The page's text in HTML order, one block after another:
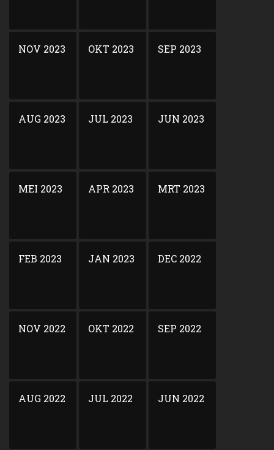
NOV 2023 OKT 2023 SEP 2023
AUG 2023 JUL 2023 JUN 2023
MEI 2023 APR 2023 MRT 2023
FEB 2023 JAN 2023 DEC 2022
NOV 2022 OKT 2022 SEP 2022
AUG 2022 JUL 2022 JUN 2022